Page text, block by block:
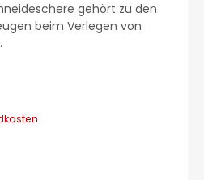
gehört zu den
beim Verlegen von